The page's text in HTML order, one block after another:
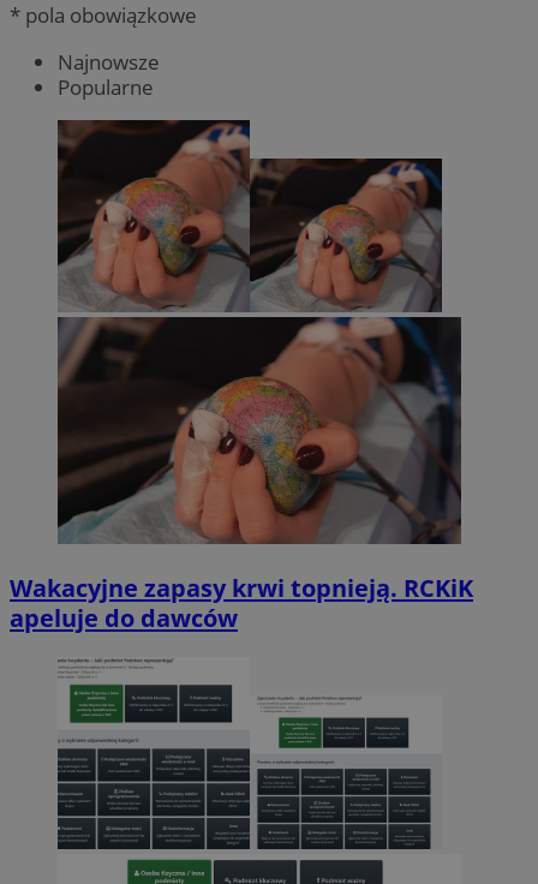
* pola obowiązkowe
Najnowsze
Popularne
Wakacyjne zapasy krwi topnieją. RCKiK
apeluje do dawców